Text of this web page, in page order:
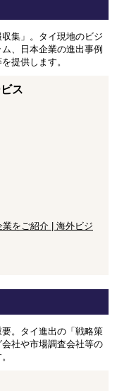
集」。タイ現地のビジ
、日本企業の進出事例
提供します。
ス
をご紹介 | 海外ビジ
。タイ進出の「戦略策
社や市場調査会社等の